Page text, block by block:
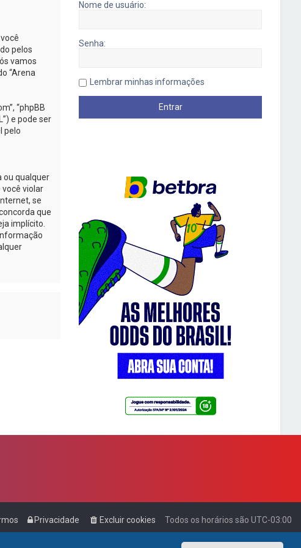
pelos
vamos
“Arena
“phpBB
e pode ser
pelo
ou qualquer
você violar
se
que
implícito.
Nome de usuário:
Senha:
Lembrar minhas informações
Todos os horários são UTC-03:00
Excluir cookies
Privacidade